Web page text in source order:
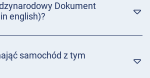
Dokument
english)?
samochód z tym